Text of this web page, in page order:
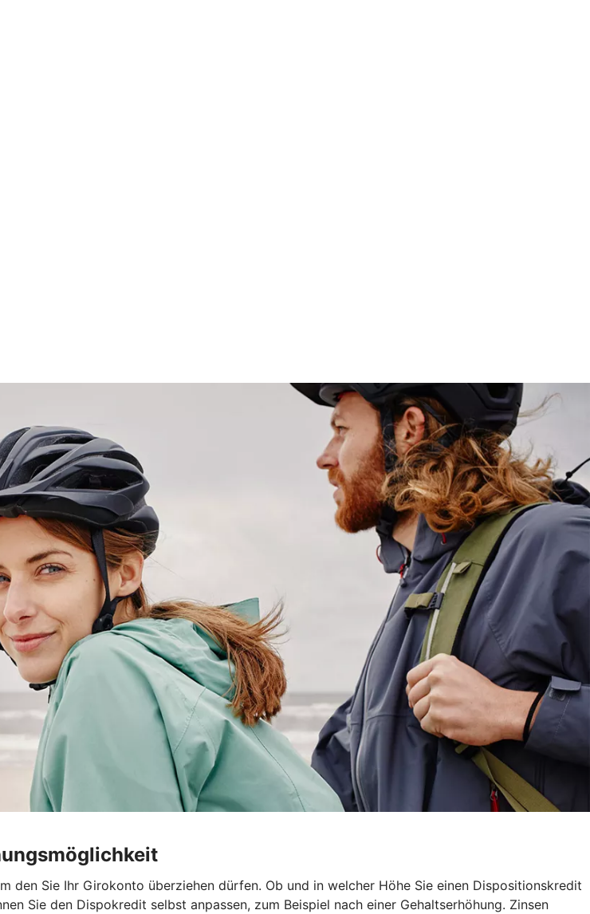
den Sie Ihr Girokonto überziehen dürfen. Ob und in welcher Höhe Sie einen Dispositionskredit
Sie den Dispokredit selbst anpassen, zum Beispiel nach einer Gehaltserhöhung. Zinsen